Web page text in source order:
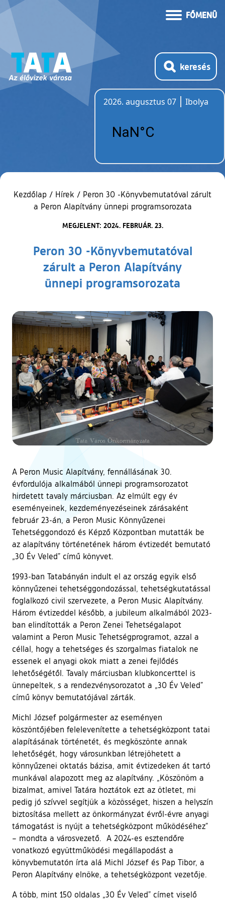
FŐMENÜ
keresés
2026. augusztus 07
Ibolya
Kezdőlap / Hírek / Peron 30 -Könyvbemutatóval zárult
a Peron Alapítvány ünnepi programsorozata
MEGJELENT: 2024. FEBRUÁR. 23.
Peron 30 -Könyvbemutatóval
zárult a Peron Alapítvány
ünnepi programsorozata
A Peron Music Alapítvány, fennállásának 30.
évfordulója alkalmából ünnepi programsorozatot
hirdetett tavaly márciusban. Az elmúlt egy év
eseményeinek, kezdeményezéseinek zárásaként
február 23-án, a Peron Music Könnyűzenei
Tehetséggondozó és Képző Központban mutatták be
az alapítvány történetének három évtizedét bemutató
„30 Év Veled” című könyvet.
1993-ban Tatabányán indult el az ország egyik első
könnyűzenei tehetséggondozással, tehetségkutatással
foglalkozó civil szervezete, a Peron Music Alapítvány.
Három évtizeddel később, a jubileum alkalmából 2023-
ban elindították a Peron Zenei Tehetségalapot
valamint a Peron Music Tehetségprogramot, azzal a
céllal, hogy a tehetséges és szorgalmas fiatalok ne
essenek el anyagi okok miatt a zenei fejlődés
lehetőségétől. Tavaly márciusban klubkoncerttel is
ünnepeltek, s a rendezvénysorozatot a „30 Év Veled”
című könyv bemutatójával zárták.
Michl József polgármester az eseményen
köszöntőjében felelevenítette a tehetségközpont tatai
alapításának történetét, és megköszönte annak
lehetőségét, hogy városunkban létrejöhetett a
könnyűzenei oktatás bázisa, amit évtizedeken át tartó
munkával alapozott meg az alapítvány. „Köszönöm a
bizalmat, amivel Tatára hoztátok ezt az ötletet, mi
pedig jó szívvel segítjük a közösséget, hiszen a helyszín
biztosítása mellett az önkormányzat évről-évre anyagi
támogatást is nyújt a tehetségközpont működéséhez”
– mondta a városvezető. A 2024-es esztendőre
vonatkozó együttműködési megállapodást a
könyvbemutatón írta alá Michl József és Pap Tibor, a
Peron Alapítvány elnöke, a tehetségközpont vezetője.
A több, mint 150 oldalas „30 Év Veled” címet viselő